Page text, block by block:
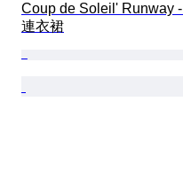
Coup de Soleil' Runway -
連衣裙